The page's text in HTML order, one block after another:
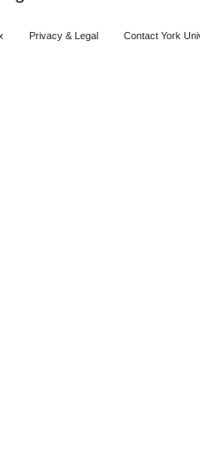
Privacy & Legal Contact York